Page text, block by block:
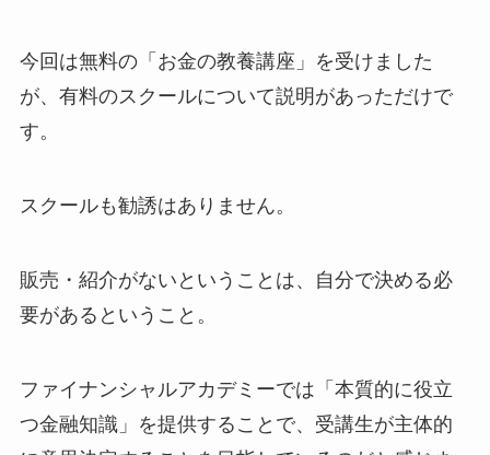
今回は無料の「お金の教養講座」を受けました
が、有料のスクールについて説明があっただけで
す。
スクールも勧誘はありません。
販売・紹介がないということは、自分で決める必
要があるということ。
ファイナンシャルアカデミーでは「本質的に役立
つ金融知識」を提供することで、受講生が主体的